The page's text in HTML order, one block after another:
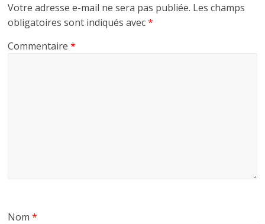
Votre adresse e-mail ne sera pas publiée. Les champs
obligatoires sont indiqués avec*
Commentaire*
Nom*